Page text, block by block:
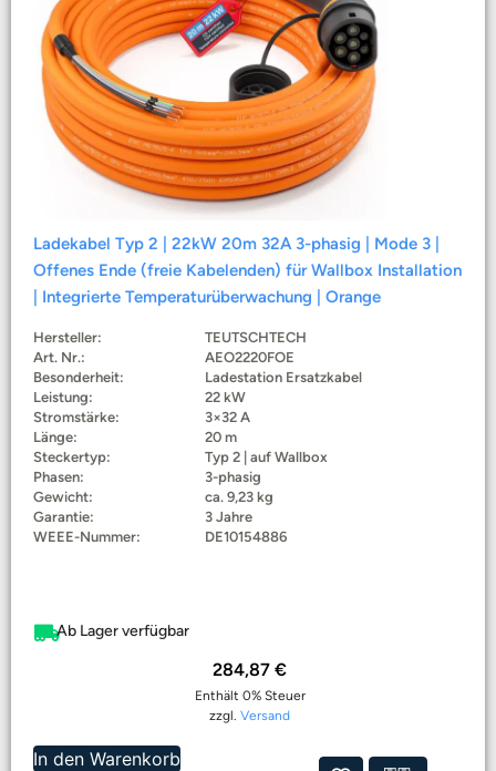
Ladekabel Typ 2 | 22kW 20m 32A 3-phasig | Mode 3 |
Offenes Ende (freie Kabelenden) für Wallbox Installation
| Integrierte Temperaturüberwachung | Orange
Hersteller:
TEUTSCHTECH
Art. Nr.:
AEO2220FOE
Besonderheit:
Leistung:
Ladestation Ersatzkabel
22 kW
Stromstärke:
Länge:
3×32 A
20 m
Steckertyp:
Phasen:
Typ 2 | auf Wallbox
3-phasig
Gewicht:
Garantie:
ca. 9,23 kg
3 Jahre
WEEE-Nummer:
DE10154886
Ab Lager verfügbar
284,87 €
Enthält 0% Steuer
zzgl. Versand
In den Warenkorb